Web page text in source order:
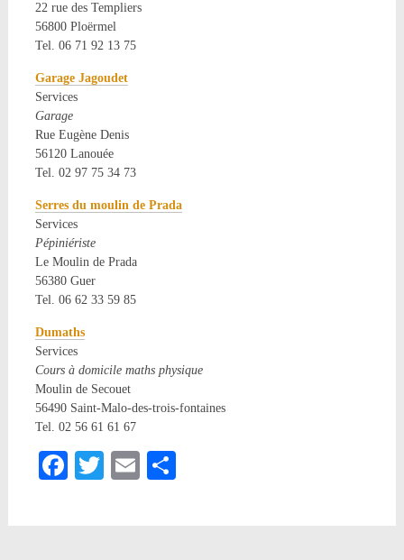
22 rue des Templiers
56800 Ploërmel
Tel. 06 71 92 13 75
Garage Jagoudet
Services
Garage
Rue Eugène Denis
56120 Lanouée
Tel. 02 97 75 34 73
Serres du moulin de Prada
Services
Pépiniériste
Le Moulin de Prada
56380 Guer
Tel. 06 62 33 59 85
Dumaths
Services
Cours à domicile maths physique
Moulin de Secouet
56490 Saint-Malo-des-trois-fontaines
Tel. 02 56 61 61 67
Facebook
TwitterEmail